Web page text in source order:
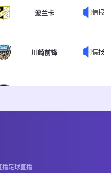
波兰卡 情报
川崎前锋 情报
播足球直播